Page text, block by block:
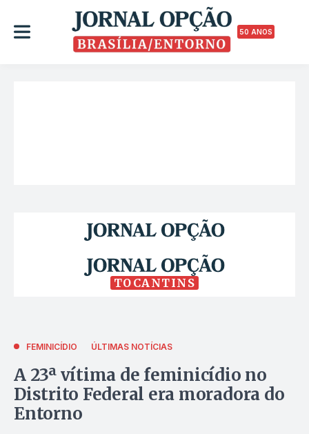
50 ANOS
TOCANTINS
FEMINICÍDIO ÚLTIMAS NOTÍCIAS
A 23ª vítima de feminicídio no
Distrito Federal era moradora do
Entorno